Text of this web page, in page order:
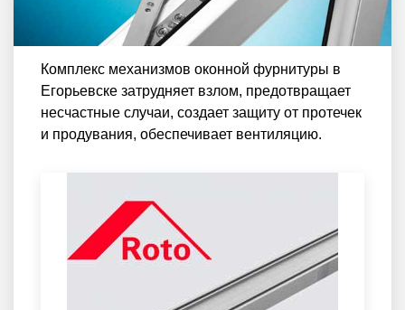
Комплекс механизмов оконной фурнитуры в
Егорьевске затрудняет взлом, предотвращает
несчастные случаи, создает защиту от протечек
и продувания, обеспечивает вентиляцию.